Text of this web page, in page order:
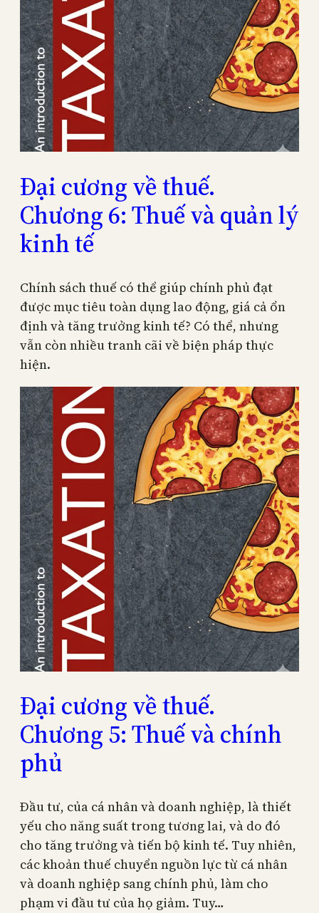
Đại cương về thuế.
Chương 6: Thuế và quản lý
kinh tế
Chính sách thuế có thể giúp chính phủ đạt
được mục tiêu toàn dụng lao động, giá cả ổn
định và tăng trưởng kinh tế? Có thể, nhưng
vẫn còn nhiều tranh cãi về biện pháp thực
hiện.
Đại cương về thuế.
Chương 5: Thuế và chính
phủ
Đầu tư, của cá nhân và doanh nghiệp, là thiết
yếu cho năng suất trong tương lai, và do đó
cho tăng trưởng và tiến bộ kinh tế. Tuy nhiên,
các khoản thuế chuyển nguồn lực từ cá nhân
và doanh nghiệp sang chính phủ, làm cho
phạm vi đầu tư của họ giảm. Tuy…